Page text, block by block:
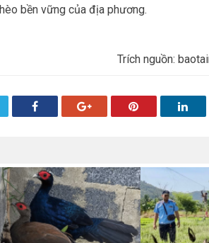
bền vững của địa phương.
Trích nguồn:
Facebook Google+ Pinterest